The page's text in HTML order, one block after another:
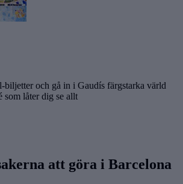
biljetter och gå in i Gaudís färgstarka värld
som låter dig se allt
att göra i Barcelona